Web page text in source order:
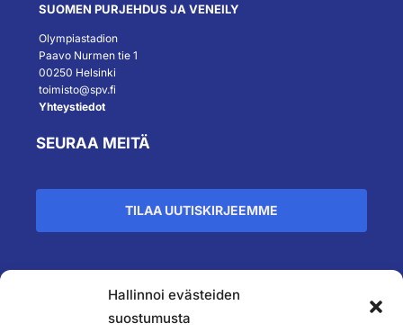
Hallinnoi evästeiden
suostumusta
SUOMEN PURJEHDUS JA VENEILY
Olympiastadion
Paavo Nurmen tie 1
00250 Helsinki
toimisto@spv.fi
Yhteystiedot
SEURAA MEITÄ
TILAA UUTISKIRJEEMME